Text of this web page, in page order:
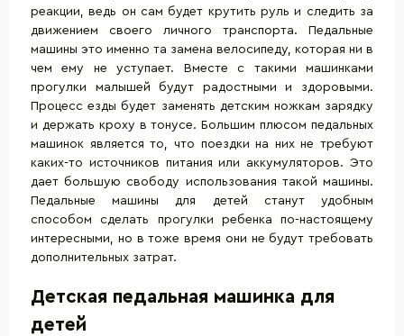
реакции, ведь он сам будет крутить руль и следить за
движением своего личного транспорта. Педальные
машины это именно та замена велосипеду, которая ни в
чем ему не уступает. Вместе с такими машинками
прогулки малышей будут радостными и здоровыми.
Процесс езды будет заменять детским ножкам зарядку
и держать кроху в тонусе. Большим плюсом педальных
машинок является то, что поездки на них не требуют
каких-то источников питания или аккумуляторов. Это
дает большую свободу использования такой машины.
Педальные машины для детей станут удобным
способом сделать прогулки ребенка по-настоящему
интересными, но в тоже время они не будут требовать
дополнительных затрат.
Детская педальная машинка для
детей